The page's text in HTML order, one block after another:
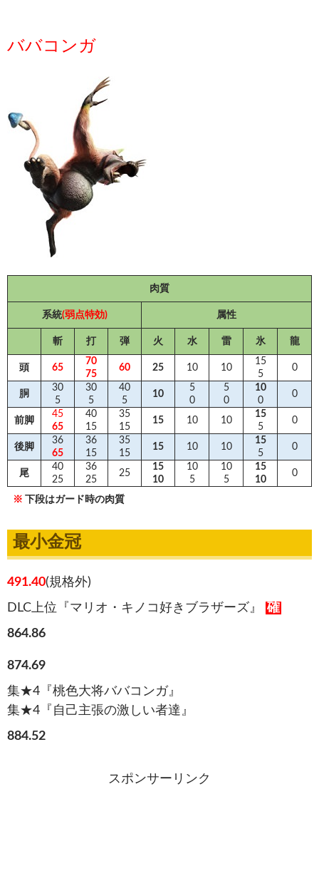
ババコンガ
肉質
系統(弱点特効) 属性
斬 打 弾 火 水 雷 氷 龍
頭 65
70
75
60 25 10 10
15
5
0
胴
30
5
30
5
40
5
10
5
0
5
0
10
0
0
前脚
45
65
40
15
35
15
15 10 10
15
5
0
後脚
36
65
36
15
35
15
15 10 10
15
5
0
尾
40
25
36
25
25
15
10
10
5
10
5
15
10
0
※ 下段はガード時の肉質
最小金冠
491.40(規格外)
DLC上位『マリオ・キノコ好きブラザーズ』
確
864.86
874.69
集★4『桃色大将ババコンガ』
集★4『自己主張の激しい者達』
884.52
スポンサーリンク